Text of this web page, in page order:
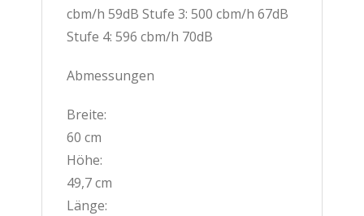
cbm/h 59dB Stufe 3: 500 cbm/h 67dB
Stufe 4: 596 cbm/h 70dB
Abmessungen
Breite:
60 cm
Höhe:
49,7 cm
Länge: